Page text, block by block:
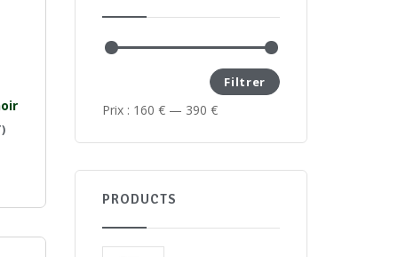
Filtrer
Prix : 160 €— 390 €
PRODUCTS